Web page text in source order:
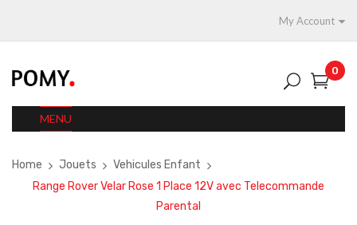
My Account
0
MENU
Home Jouets
Vehicules Enfant
Range Rover Velar Rose 1 Place 12V avec Telecommande
Parental